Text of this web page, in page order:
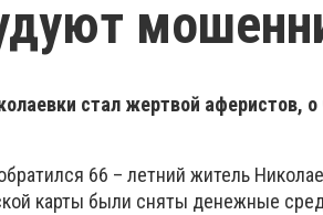
стал жертвой аферистов,
66 – летний житель
карты были сняты денежные